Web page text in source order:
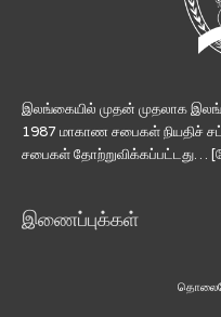
இலங்கையில் முதன் முதலாக
1987 மாகாண சபைகள் நியதிச்
சபைகள் தோற்றுவிக்கப்பட்டது… [
இணைப்புக்கள்